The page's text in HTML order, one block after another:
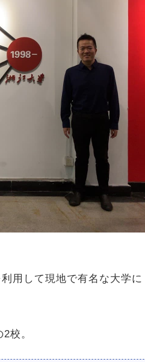
用して現地で有名な大学に
校。